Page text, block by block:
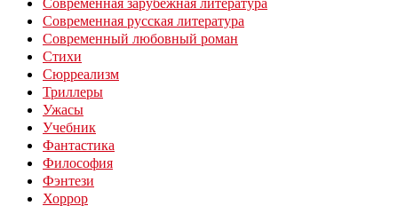
Современная русская литература
Современный любовный роман
Стихи
Сюрреализм
Триллеры
Ужасы
Учебник
Фантастика
Философия
Фэнтези
Хоррор